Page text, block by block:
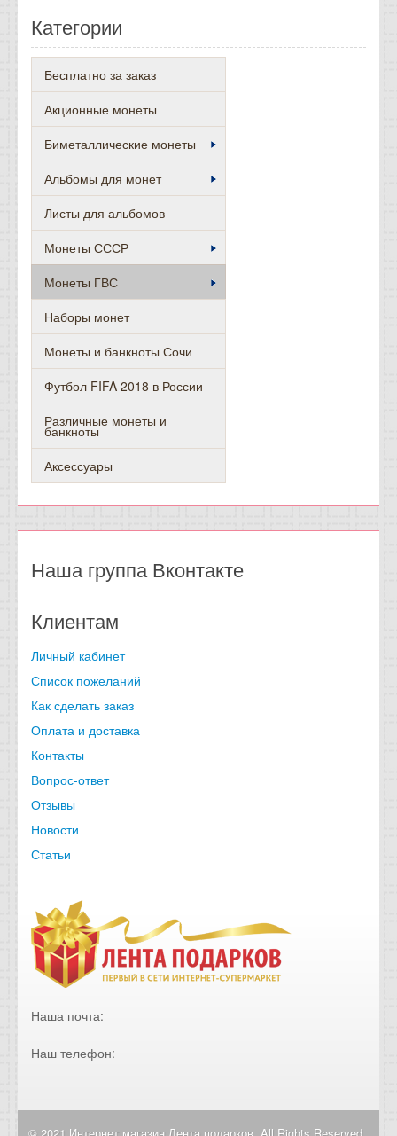
Категории
Бесплатно за заказ
Акционные монеты
Биметаллические монеты
Альбомы для монет
Листы для альбомов
Монеты СССР
Монеты ГВС
Наборы монет
Монеты и банкноты Сочи
Футбол FIFA 2018 в России
Различные монеты и
банкноты
Аксессуары
Наша группа Вконтакте
Клиентам
Личный кабинет
Список пожеланий
Как сделать заказ
Оплата и доставка
Контакты
Вопрос-ответ
Отзывы
Новости
Статьи
Наша почта:
Наш телефон: